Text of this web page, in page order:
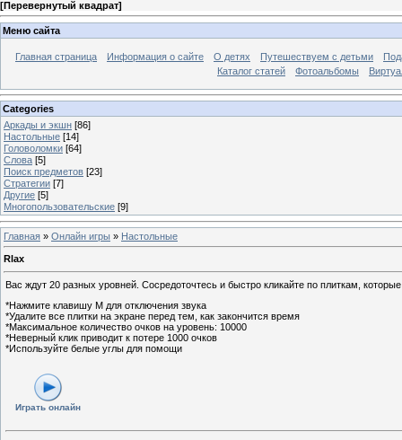
[Перевернутый квадрат]
Меню сайта
Главная страница Информация о сайте О детях Путешествуем с детьми
Каталог статей
Фотоальбомы
Categories
Аркады и экшн [86]
Настольные [14]
Головоломки [64]
Слова [5]
Поиск предметов [23]
Стратегии [7]
Другие [5]
Многопользовательские [9]
Главная » Онлайн игры » Настольные
Rlax
Вас ждут 20 разных уровней. Сосредоточтесь и быстро кликайте по плиткам,
*Нажмите клавишу M для отключения звука
*Удалите все плитки на экране перед тем, как закончится время
*Максимальное количество очков на уровень: 10000
*Неверный клик приводит к потере 1000 очков
*Используйте белые углы для помощи
Играть онлайн